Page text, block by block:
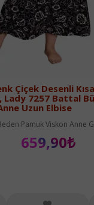
Çiçek Desenli
Lady 7257 Battal
Uzun Elbise
Pamuk Viskon Anne
659,90₺